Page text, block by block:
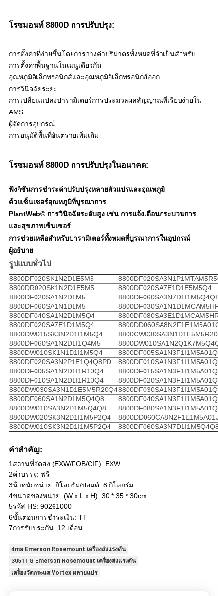
โรซมอนท์ 8800D การปรับปรุง:
การตั้งค่าที่ง่ายขึ้นโดยการวางค่าปริมาตรทั้งหมดที่จําเป็นสําหรับ
การตั้งค่าพื้นฐานในเมนูเดียวกัน
อุณหภูมิอิเล็กทรอนิกส์และอุณหภูมิอิเล็กทรอนิกส์ออก
การวินิจฉัยระยะ
การเปลี่ยนแปลงปารามิเตอร์การประมวลผลสัญญาณที่เรียบง่ายใน
AMS
ผู้จัดการอุปกรณ์
การอนุมัติพื้นที่อันตรายเพิ่มเติม
โรซมอนท์ 8800D การปรับปรุงในอนาคต:
ฟังก์ชันการชําระค่าปรับปรุงหลายตัวแปรและอุณหภูมิ
ด้วยเซ็นเซอร์อุณหภูมิที่บูรณาการ
PlantWeb© การวินิจฉัยระดับสูง เช่น การแจ้งเตือนกระบวนการ
และสุขภาพเซ็นเซอร์
การช่วยเหลือสําหรับปารามิเตอร์ทั้งหมดที่บูรณาการในอุปกรณ์
ผู้อธิบาย
รูปแบบทั่วไป
8800DF020SK1N2D1E5M5
8800DR020SK1N2D1E5M5
8800DF020SA7E1D1E5M5Q4
8800DF020SA1N2D1M5
8800DF060SA1N1D1M5
8800DF040SA1N2D1M5Q4
8800DF020SA7E1D1M5Q4
8800DW015SK3N2D1I1M5Q4
8800DF060SA1N2D1I1Q4M5
8800DW010SK1N1D1I1M5Q4
8800DF020SA3N2P1E1Q4Q8PD
8800DF005SA1N2D1I1R10Q4
8800DF010SA1N2D1I1R10Q4
8800DW030SA3N1D1E5M5R20Q4
8800DF060SA1N2D1M5Q4Q8
8800DW010SA3N2D1M5Q4Q8
8800DW020SK3N2D1I1M5P2Q4
8800DW010SK3N2D1I1M5P2Q4
คําสําคัญ:
1สถานที่จัดส่ง (EXW/FOB/CIF): EXW
2ค่าบรรจุ: ฟรี
3น้ําหนักหน่วย: กิโลกรัม/ปอนด์: 8 กิโลกรัม
4ขนาดของหน่วย: (W x L x H): 30 * 35 * 30cm
5รหัส HS: 90261000
6ขั้นตอนการชําระเงิน: TT
7การรับประกัน: 12 เดือน
4ma Emerson Rosemount เครื่องส่งแรงดัน
3051TG Emerson Rosemount เครื่องส่งแรงดัน
เครื่องวัดกระแส Vortex หลายแปร